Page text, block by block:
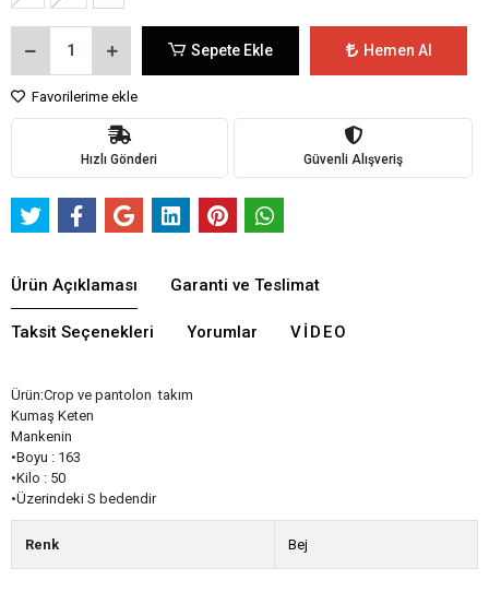
Sepete Ekle Hemen Al
Favorilerime ekle
Hızlı Gönderi Güvenli Alışveriş
Ürün Açıklaması Garanti ve Teslimat
Taksit Seçenekleri Yorumlar VIDEO
Ürün:Crop ve pantolon takım
Kumaş Keten
Mankenin
•Boyu : 163
•Kilo : 50
•Üzerindeki S bedendir
Renk Bej